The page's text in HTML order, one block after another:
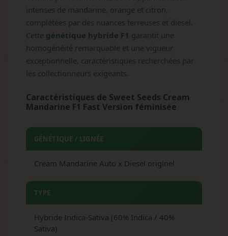
intenses de mandarine, orange et citron,
complétées par des nuances terreuses et diesel.
Cette génétique hybride F1 garantit une
homogénéité remarquable et une vigueur
exceptionnelle, caractéristiques recherchées par
les collectionneurs exigeants.
Caractéristiques de Sweet Seeds Cream
Mandarine F1 Fast Version féminisée
GÉNÉTIQUE / LIGNÉE
Cream Mandarine Auto x Diesel originel
TYPE
Hybride Indica-Sativa (60% Indica / 40%
Sativa)